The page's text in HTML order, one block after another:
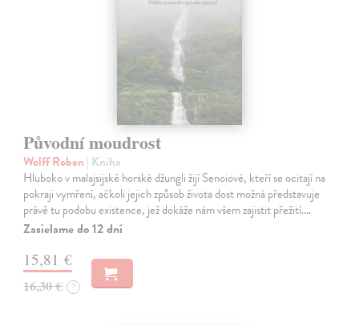
Původní moudrost
Wolff Roben | Kniha
Hluboko v malajsijské horské džungli žijí Senoiové, kteří se ocitají na
pokraji vymření, ačkoli jejich způsob života dost možná představuje
právě tu podobu existence, jež dokáže nám všem zajistit přežití.…
Zasielame do 12 dní
15,81 €
16,30 € ?